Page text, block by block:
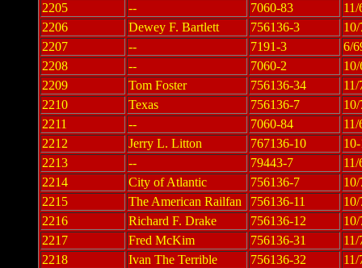
2205
-- 7060-83
11/
2206
Dewey F. Bartlett 756136-3
2207
-- 7191-3
6/
2208
-- 7060-2
2209
Tom Foster 756136-34
11/
2210
Texas 756136-7
2211
-- 7060-84
11/
2212
Jerry L. Litton 767136-10
2213
-- 79443-7
11/
2214
City of Atlantic 756136-7
2215
The American Railfan 756136-11
2216
Richard F. Drake 756136-12
2217
Fred McKim 756136-31
11/
2218
Ivan The Terrible 756136-32
11/